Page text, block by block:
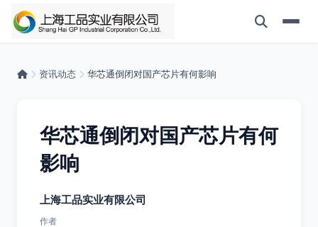
资讯动态 华芯通倒闭对国产芯片有何影响
华芯通倒闭对国产芯片有何
影响
上海工品实业有限公司
作者